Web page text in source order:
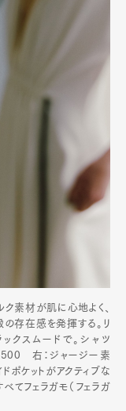
素材が肌に心地よく、
存在感を発揮する。リ
クスムードで。シャツ
右：ジャージー素
ポケットがアクティブな
てフェラガモ（フェラガ